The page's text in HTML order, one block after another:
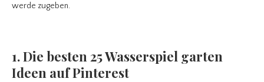
werde zugeben.
1. Die besten 25 Wasserspiel garten
Ideen auf Pinterest